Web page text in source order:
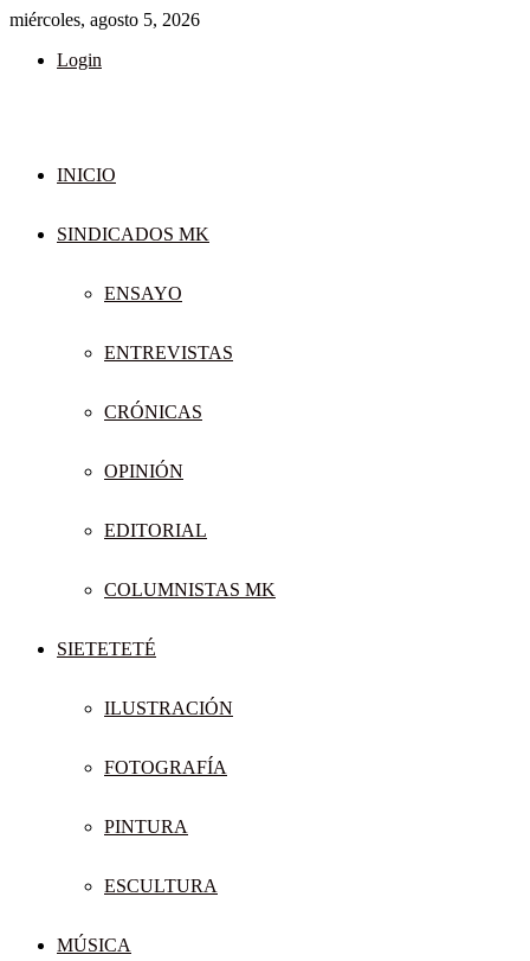
miércoles, agosto 5, 2026
Login
INICIO
SINDICADOS MK
ENSAYO
ENTREVISTAS
CRÓNICAS
OPINIÓN
EDITORIAL
COLUMNISTAS MK
SIETETETÉ
ILUSTRACIÓN
FOTOGRAFÍA
PINTURA
ESCULTURA
MÚSICA